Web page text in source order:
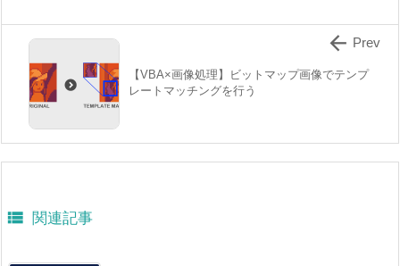
【VBA×画像処理】ビットマップ画像でテンプ
レートマッチングを行う
 Prev
 関連記事